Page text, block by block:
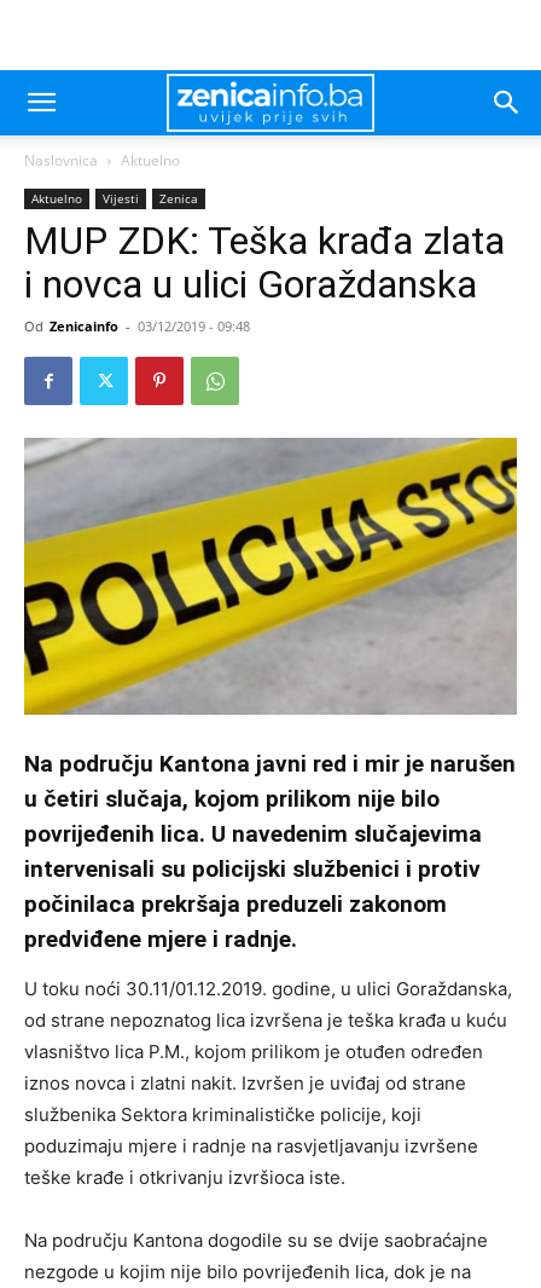
Naslovnica Aktuelno
Aktuelno Vijesti Zenica
MUP ZDK: Teška krađa zlata
i novca u ulici Goraždanska
Od Zenicainfo - 03/12/2019 - 09:48
Na području Kantona javni red i mir je narušen
u četiri slučaja, kojom prilikom nije bilo
povrijeđenih lica. U navedenim slučajevima
intervenisali su policijski službenici i protiv
počinilaca prekršaja preduzeli zakonom
predviđene mjere i radnje.
U toku noći 30.11/01.12.2019. godine, u ulici Goraždanska,
od strane nepoznatog lica izvršena je teška krađa u kuću
vlasništvo lica P.M., kojom prilikom je otuđen određen
iznos novca i zlatni nakit. Izvršen je uviđaj od strane
službenika Sektora kriminalističke policije, koji
poduzimaju mjere i radnje na rasvjetljavanju izvršene
teške krađe i otkrivanju izvršioca iste.
Na području Kantona dogodile su se dvije saobraćajne
nezgode u kojim nije bilo povrijeđenih lica, dok je na